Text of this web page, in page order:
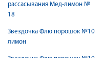
рассасывания Мед-лимон №
18
Звездочка Флю порошок №10
лимон